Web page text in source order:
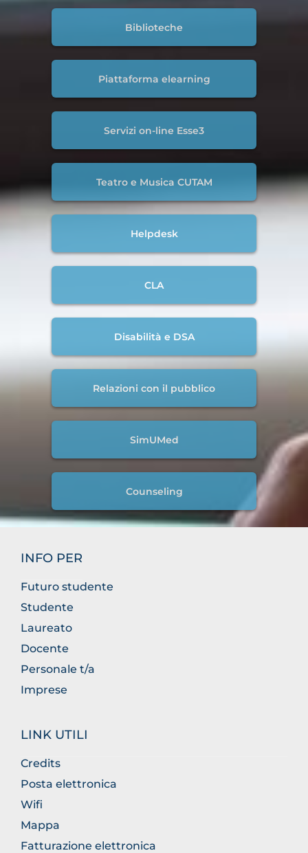
Biblioteche
Piattaforma elearning
Servizi on-line Esse3
Teatro e Musica CUTAM
Helpdesk
CLA
Disabilità e DSA
Relazioni con il pubblico
SimUMed
Counseling
INFO PER
Futuro studente
Studente
Laureato
Docente
Personale t/a
Imprese
LINK UTILI
Credits
Posta elettronica
Wifi
Mappa
Fatturazione elettronica